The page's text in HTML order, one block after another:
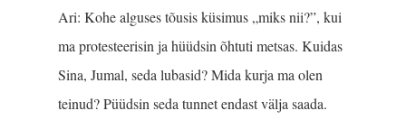
Ari: Kohe alguses tõusis küsimus „miks nii?”, kui
ma protesteerisin ja hüüdsin õhtuti metsas. Kuidas
Sina, Jumal, seda lubasid? Mida kurja ma olen
teinud? Püüdsin seda tunnet endast välja saada.